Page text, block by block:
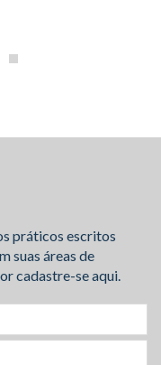
práticos escritos
suas áreas de
cadastre-se aqui.